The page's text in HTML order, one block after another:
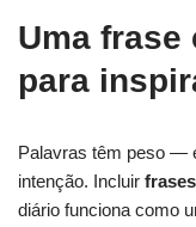
Uma
para
Palavras têm peso —
intenção. Incluir
diário funciona como